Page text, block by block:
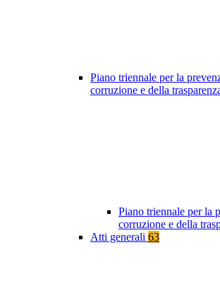
Piano triennale per la
corruzione e della
Piano triennale per la
corruzione e della
Atti generali 63